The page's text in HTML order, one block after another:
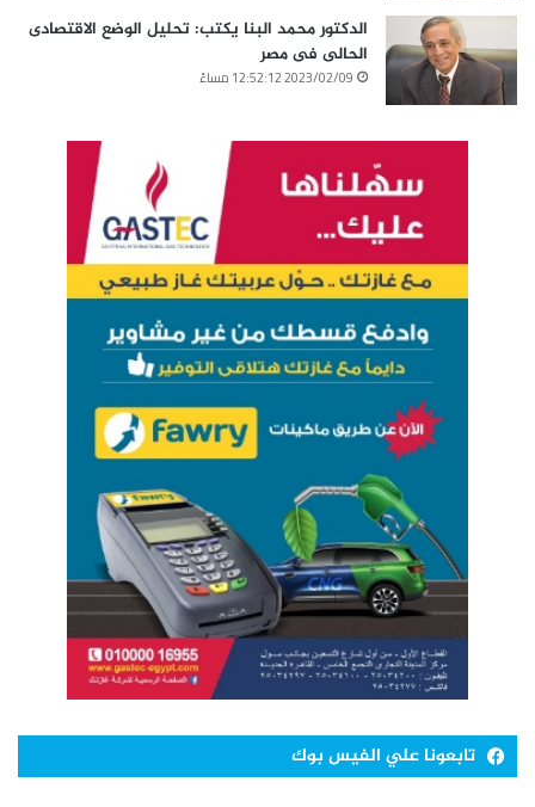
الدكتور محمد البنا يكتب: تحليل الوضع الاقتصادى
الحالى فى مصر
2023/02/09 12:52:12 مساءً
تابعونا علي الفيس بوك